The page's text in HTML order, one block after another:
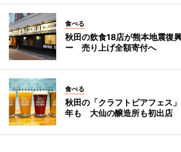
食べる
秋田の飲食18店が熊本地震復
ー 売り上げ全額寄付へ
食べる
秋田の「クラフトビアフェス
年も 大仙の醸造所も初出店